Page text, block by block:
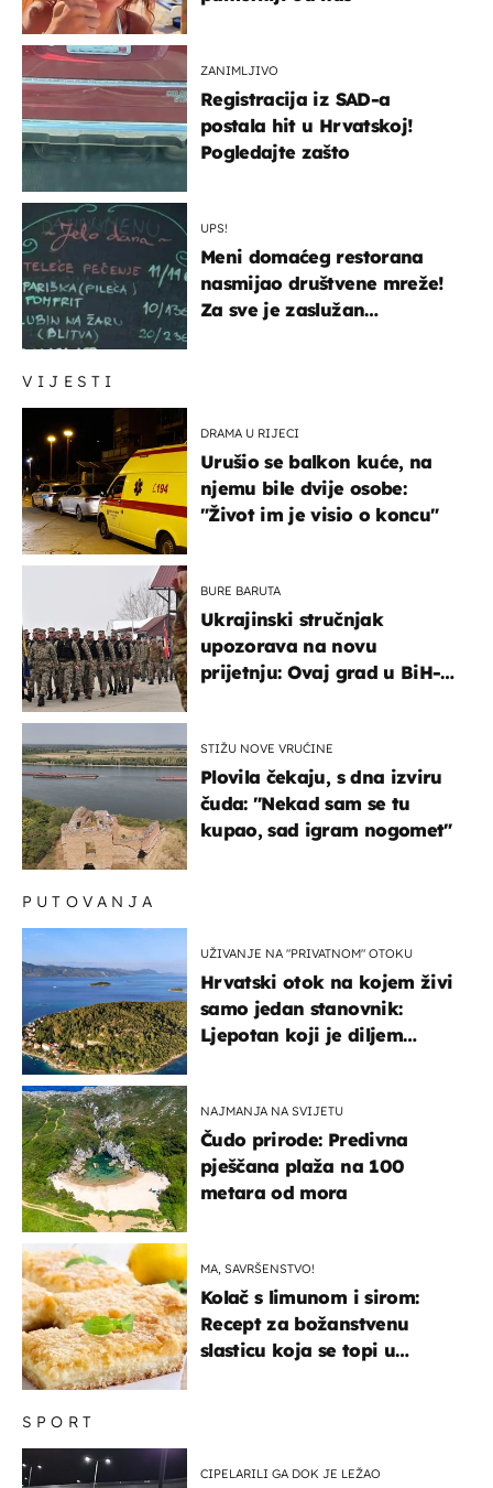
VIJESTI
DRAMA U RIJECI
Urušio se balkon kuće, na
njemu bile dvije osobe:
"Život im je visio o koncu"
BURE BARUTA
Ukrajinski stručnjak
upozorava na novu
prijetnju: Ovaj grad u BiH-u
STIŽU NOVE VRUĆINE
Plovila čekaju, s dna izviru
čuda: "Nekad sam se tu
kupao, sad igram nogomet"
ZANIMLJIVO
Registracija iz SAD-a
postala hit u Hrvatskoj!
Pogledajte zašto
UPS!
Meni domaćeg restorana
nasmijao društvene mreže!
Za sve je zaslužan
SPORT
CIPELARILI GA DOK JE LEŽAO
PUTOVANJA
UŽIVANJE NA "PRIVATNOM" OTOKU
Hrvatski otok na kojem živi
samo jedan stanovnik:
Ljepotan koji je diljem
NAJMANJA NA SVIJETU
Čudo prirode: Predivna
pješčana plaža na 100
metara od mora
MA, SAVRŠENSTVO!
Kolač s limunom i sirom:
Recept za božanstvenu
slasticu koja se topi u